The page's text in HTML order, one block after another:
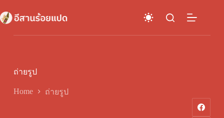
to
content
ถ่ายรูป
Home ถ่ายรูป